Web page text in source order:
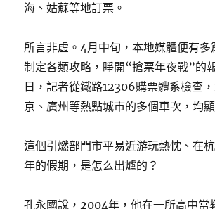
海、姑蘇等地訂票。
所言非虛。4月中旬，本地媒體便有多
制定各類攻略，睜開“搶票年夜戰”的
日，記者從鐵路12306購票體系檢查
京、廣州等熱點城市的多個車次，均
這個引燃部門市平易近游玩熱忱、在
年的假期，是怎么出爐的？
孔永國說，2004年，他在一所高中當